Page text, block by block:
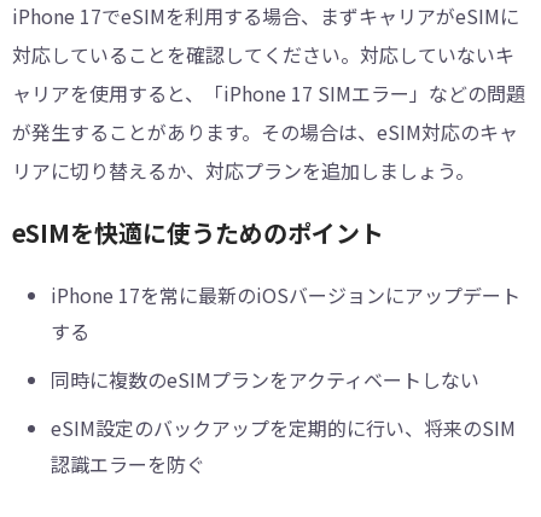
iPhone 17でeSIMを利用する場合、まずキャリアがeSIMに
対応していることを確認してください。対応していないキ
ャリアを使用すると、「iPhone 17 SIMエラー」などの問題
が発生することがあります。その場合は、eSIM対応のキャ
リアに切り替えるか、対応プランを追加しましょう。
eSIMを快適に使うためのポイント
iPhone 17を常に最新のiOSバージョンにアップデート
する
同時に複数のeSIMプランをアクティベートしない
eSIM設定のバックアップを定期的に行い、将来のSIM
認識エラーを防ぐ